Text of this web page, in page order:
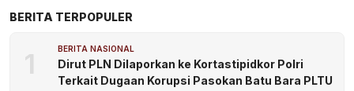
BERITA TERPOPULER
1 BERITA NASIONAL
Dirut PLN Dilaporkan ke Kortastipidkor Polri
Terkait Dugaan Korupsi Pasokan Batu Bara PLTU